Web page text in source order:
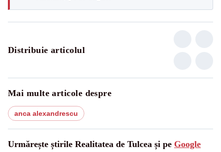
Distribuie articolul
Mai multe articole despre
anca alexandrescu
Urmărește știrile Realitatea de Tulcea și pe Google